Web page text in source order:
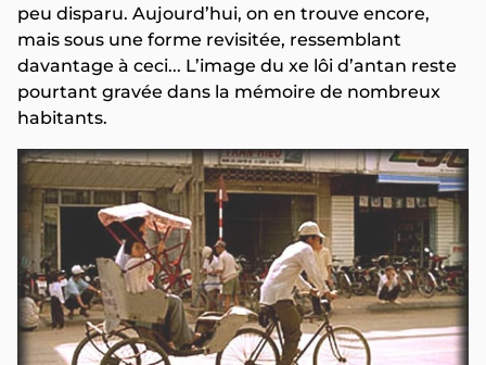
peu disparu. Aujourd’hui, on en trouve encore,
mais sous une forme revisitée, ressemblant
davantage à ceci... L’image du xe lôi d’antan reste
pourtant gravée dans la mémoire de nombreux
habitants.